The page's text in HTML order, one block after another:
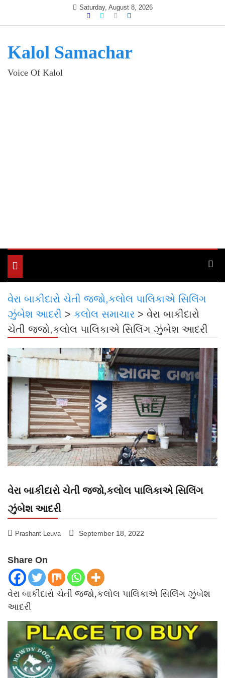
Saturday, August 8, 2026
Kalol Samachar
Voice Of Kalol
Toggle
navigation
વેરા બાકીદારો ચેતી જજો,કલોલ પાલિકાએ સિલિંગ
ઝુંબેશ આદરી > કલોલ સમાચાર > વેરા બાકીદારો
ચેતી જજો,કલોલ પાલિકાએ સિલિંગ ઝુંબેશ આદરી
વેરા બાકીદારો ચેતી જજો,કલોલ પાલિકાએ સિલિંગ
ઝુંબેશ આદરી
Prashant Leuva September 18, 2022
Share On
વેરા બાકીદારો ચેતી જજો,કલોલ પાલિકાએ સિલિંગ ઝુંબેશ
આદરી